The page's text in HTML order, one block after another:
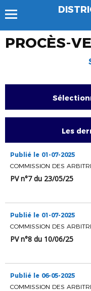
PROCÈS-
Les
Publié le 01-07-2025
COMMISSION DES
PV n°7 du 23/05/25
Publié le 01-07-2025
COMMISSION DES
PV n°8 du 10/06/25
Publié le 06-05-2025
COMMISSION DES